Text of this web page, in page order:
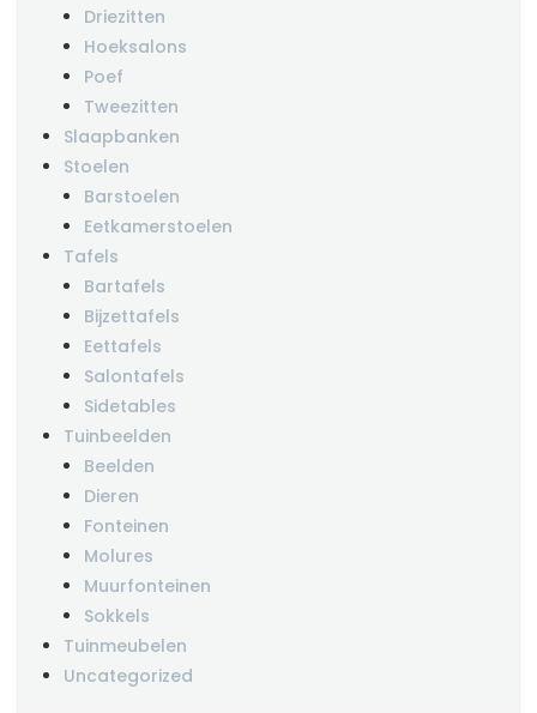
Driezitten
Hoeksalons
Poef
Tweezitten
Slaapbanken
Stoelen
Barstoelen
Eetkamerstoelen
Tafels
Bartafels
Bijzettafels
Eettafels
Salontafels
Sidetables
Tuinbeelden
Beelden
Dieren
Fonteinen
Molures
Muurfonteinen
Sokkels
Tuinmeubelen
Uncategorized